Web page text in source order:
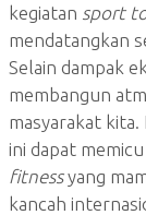
kegiatan sport
mendatangkan
Selain dampak
membangun
masyarakat
ini dapat
fitnessyang
kancah